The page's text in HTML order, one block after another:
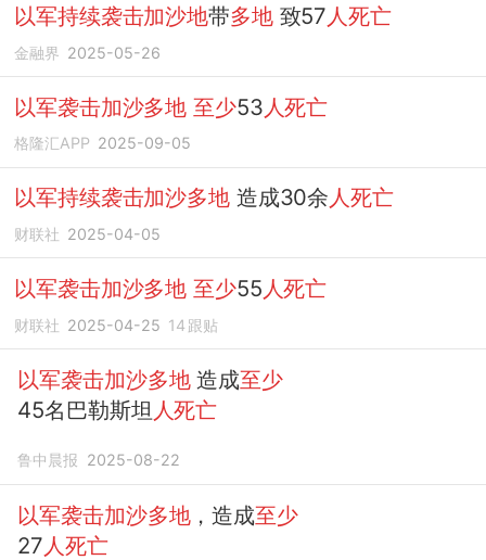
以军持续袭击加沙地带多地致57 人死亡
金融界 2025-05-26
以军袭击加沙多地 至少53 人死亡
格隆汇APP 2025-09-05
以军持续袭击加沙多地造成30余人死亡
财联社 2025-04-05
以军袭击加沙多地 至少55 人死亡
财联社 2025-04-25 14 跟贴
以军袭击加沙多地造成至少
45名巴勒斯坦 人死亡
鲁中晨报 2025-08-22
以军袭击加沙多地，造成至少
27 人死亡